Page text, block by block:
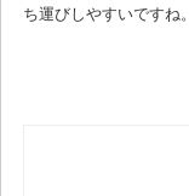
ち運びしやすいですね。